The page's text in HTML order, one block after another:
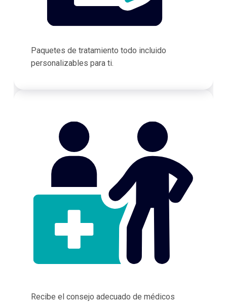
Paquetes de tratamiento todo incluido
personalizables para ti.
Recibe el consejo adecuado de médicos